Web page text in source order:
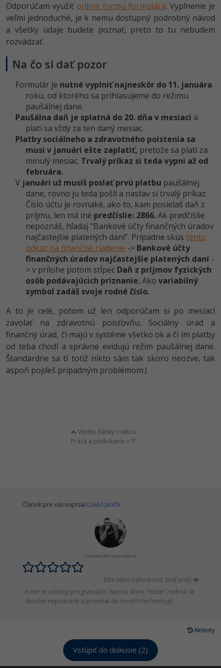
Odporúčam využiť online formu formulára. Vyplnenie je
veľmi jednoduché, je k nemu dostupný podrobný návod
a všetky údaje budete poznať, preto to tu nebudem
rozvádzať.
Na čo si dať pozor
Formulár je nutné vyplniť najneskôr do 11. januára
roku, od ktorého sa prihlasujeme do režimu
paušálnej dane.
Paušálna daň je splatná do 20. dňa v mesiaci a
platí sa vždy za ten daný mesiac.
Platby sociálneho a zdravotného poistenia sa
musí v januári ešte zaplatiť, pretože sa platí za
minulý mesiac. Trvalý príkaz si teda vypni až od
februára.
V januári už musíš poslať prvú platbu paušálnej
dane, rovno ju teda pošli a nastav si trvalý príkaz.
Číslo účtu je rovnaké, ako to, kam posielaš daň z
príjmu, len má iné predčíslie: 2866.Ak predčíslie
nepoznáš, hľadaj "Bankové účty finančných úradov
najčastejšie platených daní". Prípadne skús tento
odkaz na finančné riadenie -> Bankové účty
finančných úradov najčastejšie platených daní -
> v prílohe potom stĺpec Daň z príjmov fyzických
osôb podávajúcich priznanie.Ako variabilný
symbol zadáš svoje rodné číslo.
A to je celé, potom už len odporúčam si po mesiaci
zavolať na zdravotnú poisťovňu, Sociálny úrad a
finančný úrad, či majú v systéme všetko ok a či im platby
od teba chodí a správne evidujú režim paušálnej dane.
Štandardne sa ti totiž nikto sám tak skoro neozve, tak
aspoň pojdeš prípadným problémom:)
Všetky články v sekcii
Práca a podnikanie v IT
Článok pre vás napísal David Jančík
Užívateľské hodnotenie:
Ešte nikto nehodnotil, buď prvý!
Autor je vášnivý programátor. Nezná slovo "nelze", nebojí se
zkoušet nepoznané a pronikat do nových technologií.
Aktivity
Vstúpiť do diskusie (2)